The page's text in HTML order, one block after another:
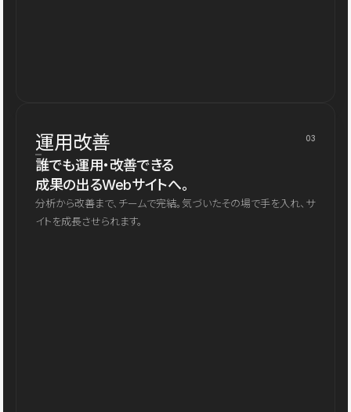
運用改善 03
誰でも運用・改善できる
成果の出るWebサイトへ。
分析から改善まで、チームで完結。気づいたその場で手を入れ、サ
イトを成長させられます。